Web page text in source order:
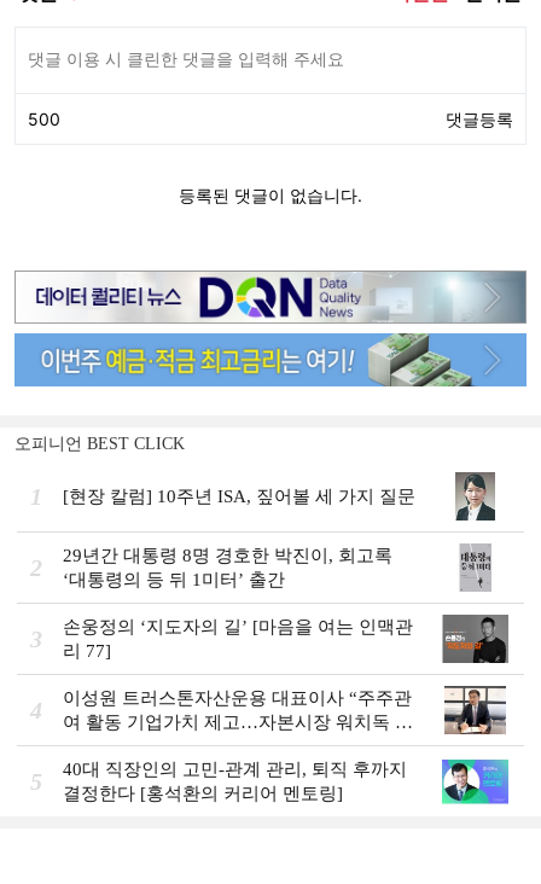
오피니언 BEST CLICK
1 [현장 칼럼] 10주년 ISA, 짚어볼 세 가지 질문
2
29년간 대통령 8명 경호한 박진이, 회고록
‘대통령의 등 뒤 1미터’ 출간
3
손웅정의 ‘지도자의 길’ [마음을 여는 인맥관
리 77]
4
이성원 트러스톤자산운용 대표이사 “주주관
여 활동 기업가치 제고…자본시장 워치독 역
할”
5
40대 직장인의 고민-관계 관리, 퇴직 후까지
결정한다 [홍석환의 커리어 멘토링]